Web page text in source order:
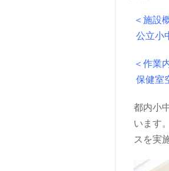
＜施設
公立小
＜作業
保健室
都内小
います
スを実